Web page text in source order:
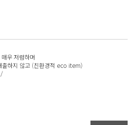
우 저렴하며
출하지 않고 (친환경적 eco item)